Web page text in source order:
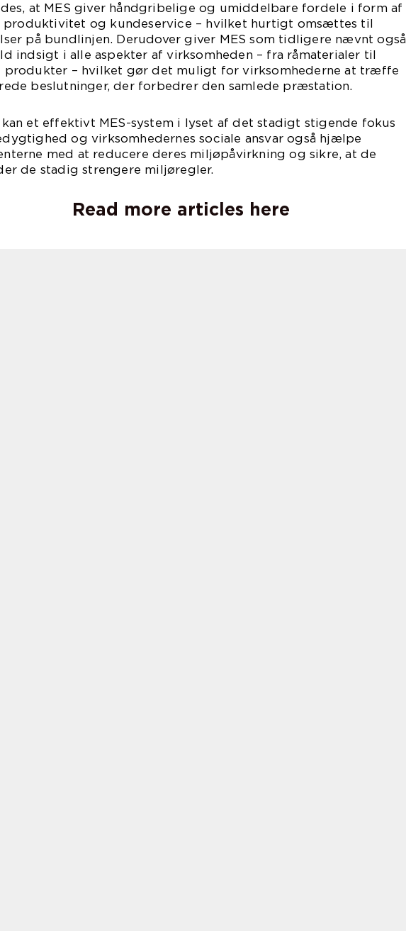
at MES giver håndgribelige og umiddelbare fordele i form af
produktivitet og kundeservice – hvilket hurtigt omsættes til
på bundlinjen. Derudover giver MES som tidligere nævnt også
indsigt i alle aspekter af virksomheden – fra råmaterialer til
– hvilket gør det muligt for virksomhederne at træffe
beslutninger, der forbedrer den samlede præstation.
et effektivt MES-system i lyset af det stadigt stigende fokus
og virksomhedernes sociale ansvar også hjælpe
med at reducere deres miljøpåvirkning og sikre, at de
de stadig strengere miljøregler.
Read more articles here